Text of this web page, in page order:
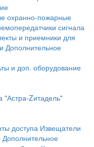
охранно-пожарные
сигнала
и приемники для
Дополнительное
и доп. оборудование
"Астра-Zитадель"
доступа Извещатели
Дополнительное